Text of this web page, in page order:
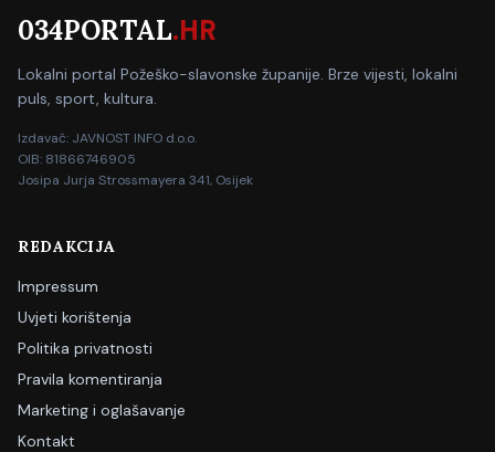
034PORTAL.HR
Lokalni portal Požeško-slavonske županije. Brze vijesti, lokalni
puls, sport, kultura.
Izdavač: JAVNOST INFO d.o.o.
OIB: 81866746905
Josipa Jurja Strossmayera 341, Osijek
REDAKCIJA
Impressum
Uvjeti korištenja
Politika privatnosti
Pravila komentiranja
Marketing i oglašavanje
Kontakt